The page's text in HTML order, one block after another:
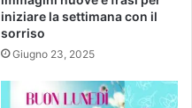
iniziare la settimana con il
sorriso
Giugno 23, 2025